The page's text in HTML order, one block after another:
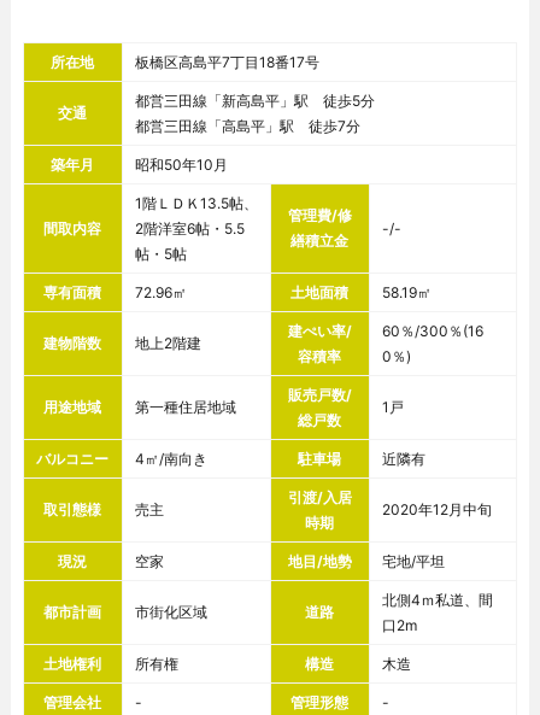
所在地 板橋区高島平7丁目18番17号
交通
都営三田線「新高島平」駅 徒歩5分
都営三田線「高島平」駅 徒歩7分
築年月 昭和50年10月
間取内容
1階ＬＤＫ13.5帖、
2階洋室6帖・5.5
帖・5帖
管理費/修
繕積立金
-/-
専有面積 72.96㎡ 土地面積 58.19㎡
建物階数 地上2階建
建ぺい率/
容積率
60％/300％(16
0％)
用途地域 第一種住居地域
販売戸数/
総戸数
1戸
バルコニー 4㎡/南向き 駐車場 近隣有
取引態様 売主
引渡/入居
時期
2020年12月中旬
現況 空家 地目/地勢 宅地/平坦
都市計画 市街化区域 道路
北側4ｍ私道、間
口2m
土地権利 所有権 構造 木造
管理会社 - 管理形態 -